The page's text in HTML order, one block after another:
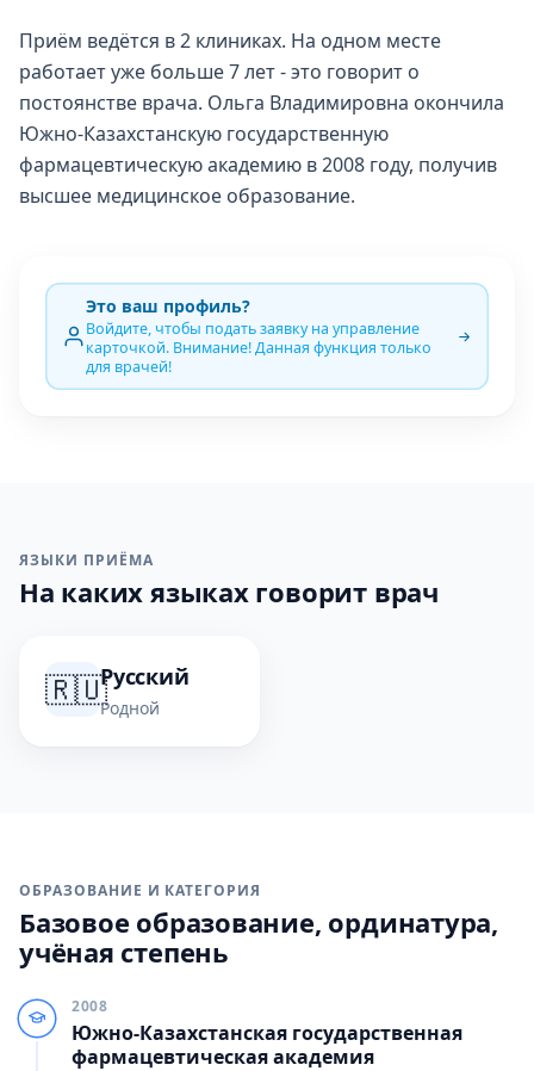
Приём ведётся в 2 клиниках. На одном месте
работает уже больше 7 лет - это говорит о
постоянстве врача. Ольга Владимировна окончила
Южно-Казахстанскую государственную
фармацевтическую академию в 2008 году, получив
высшее медицинское образование.
Это ваш профиль?
Войдите, чтобы подать заявку на управление
карточкой. Внимание! Данная функция только
для врачей!
ЯЗЫКИ ПРИЁМА
На каких языках говорит врач
🇷🇺Русский
Родной
ОБРАЗОВАНИЕ И КАТЕГОРИЯ
Базовое образование, ординатура,
учёная степень
2008
Южно-Казахстанская государственная
фармацевтическая академия